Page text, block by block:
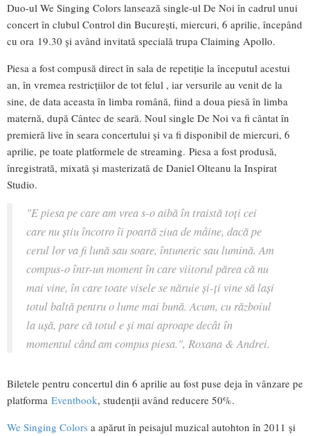
Duo-ul We Singing Colors lansează single-ul De Noi în cadrul unui
concert în clubul Control din București, miercuri, 6 aprilie, începând
cu ora 19.30 și având invitată specială trupa Claiming Apollo.
Piesa a fost compusă direct în sala de repetiție la începutul acestui
an, în vremea restricțiilor de tot felul , iar versurile au venit de la
sine, de data aceasta în limba română, fiind a doua piesă în limba
maternă, după Cântec de seară. Noul single De Noi va fi cântat în
premieră live în seara concertului și va fi disponibil de miercuri, 6
aprilie, pe toate platformele de streaming. Piesa a fost produsă,
înregistrată, mixată și masterizată de Daniel Olteanu la Inspirat
Studio.
"E piesa pe care am vrea s-o aibă în traistă toți cei
care nu știu încotro îi poartă ziua de mâine, dacă pe
cerul lor va fi lună sau soare, întuneric sau lumină. Am
compus-o într-un moment în care viitorul părea că nu
mai vine, în care toate visele se năruie și-ți vine să lași
totul baltă pentru o lume mai bună. Acum, cu războiul
la ușă, pare că totul e și mai aproape decât în
momentul când am compus piesa.", Roxana & Andrei.
Biletele pentru concertul din 6 aprilie au fost puse deja în vânzare pe
platforma Eventbook, studenții având reducere 50%.
We Singing Colors a apărut în peisajul muzical autohton în 2011 și